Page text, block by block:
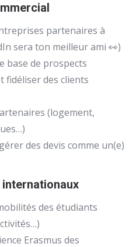
partenaires à
sera ton meilleur ami 👀)
base de prospects
fidéliser des clients
(logement,
des devis comme un(e)
des étudiants
Erasmus des